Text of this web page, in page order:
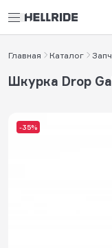
Главная Каталог
-35%
Шкурка Drop